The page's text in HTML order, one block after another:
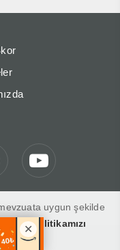
uygun şekilde
veri politikamızı